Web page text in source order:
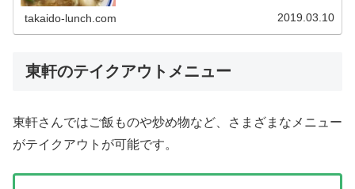
takaido-lunch.com 2019.03.10
東軒のテイクアウトメニュー
東軒さんではご飯ものや炒め物など、さまざまなメニュー
がテイクアウトが可能です。